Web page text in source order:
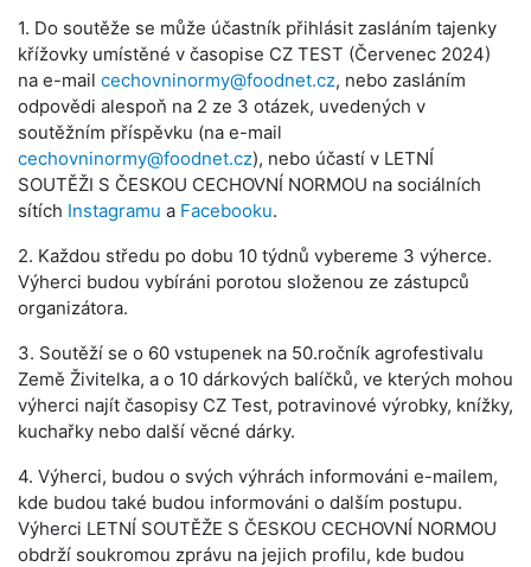
1. Do soutěže se může účastník přihlásit zasláním tajenky
křížovky umístěné v časopise CZ TEST (Červenec 2024)
na e-mail cechovninormy@foodnet.cz, nebo zasláním
odpovědi alespoň na 2 ze 3 otázek, uvedených v
soutěžním příspěvku (na e-mail
cechovninormy@foodnet.cz), nebo účastí v LETNÍ
SOUTĚŽI S ČESKOU CECHOVNÍ NORMOU na sociálních
sítích Instagramu a Facebooku.
2. Každou středu po dobu 10 týdnů vybereme 3 výherce.
Výherci budou vybíráni porotou složenou ze zástupců
organizátora.
3. Soutěží se o 60 vstupenek na 50.ročník agrofestivalu
Země Živitelka, a o 10 dárkových balíčků, ve kterých mohou
výherci najít časopisy CZ Test, potravinové výrobky, knížky,
kuchařky nebo další věcné dárky.
4. Výherci, budou o svých výhrách informováni e-mailem,
kde budou také budou informováni o dalším postupu.
Výherci LETNÍ SOUTĚŽE S ČESKOU CECHOVNÍ NORMOU
obdrží soukromou zprávu na jejich profilu, kde budou